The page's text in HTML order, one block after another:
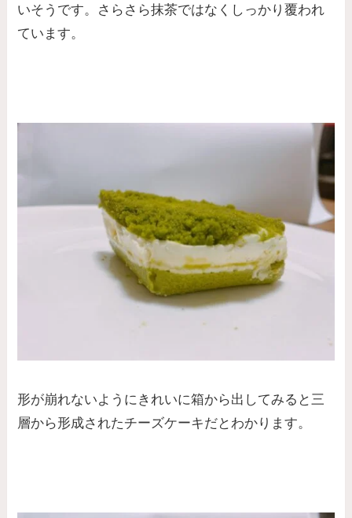
いそうです。さらさら抹茶ではなくしっかり覆われ
ています。
形が崩れないようにきれいに箱から出してみると三
層から形成されたチーズケーキだとわかります。